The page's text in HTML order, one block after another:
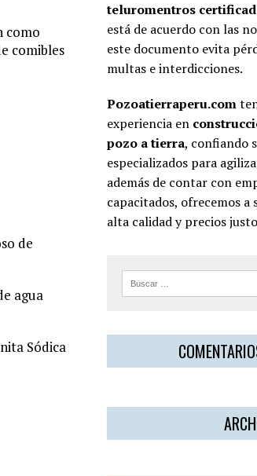
como
comibles
de
agua
Sódica
teluromentros
está de acuerdo con las
este documento evita
multas e interdicciones.
Pozoatierraperu.com
experiencia en
pozo a tierra, confiando
especializados para
además de contar con
capacitados, ofrecemos a
alta calidad y precios